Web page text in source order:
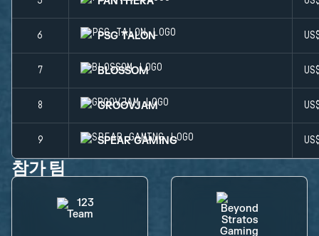
6 PSG TALON
7 BLOSSOM
8 GROOVJAM
9 SPEAR GAMING
참가 팀